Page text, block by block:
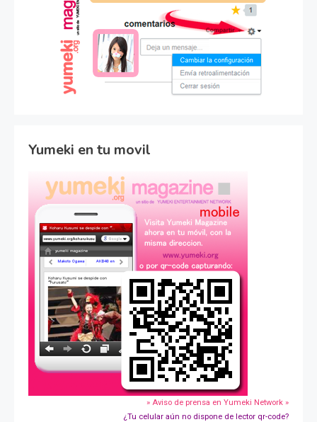
Yumeki en tu movil
» Aviso de prensa en Yumeki Network »
¿Tu celular aún no dispone de lector qr-code?